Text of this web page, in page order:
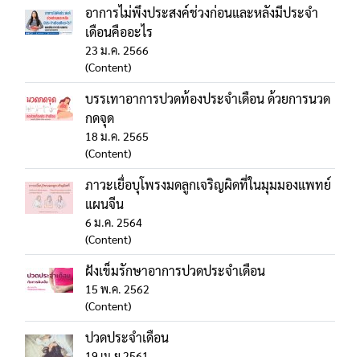
อาการไม่พึงประสงค์ช่วงก่อนและหลังมีประจำ
เดือนคืออะไร
23 ม.ค. 2566
(Content)
บรรเทาอาการปวดท้องประจำเดือน ด้วยการนวด
กดจุด
18 ม.ค. 2565
(Content)
ภาวะเยื่อบุโพรงมดลูกเจริญผิดที่ในมุมมองแพทย์
แผนจีน
6 ม.ค. 2564
(Content)
ฝังเข็มรักษาอาการปวดประจำเดือน
15 พ.ค. 2562
(Content)
ปวดประจำเดือน